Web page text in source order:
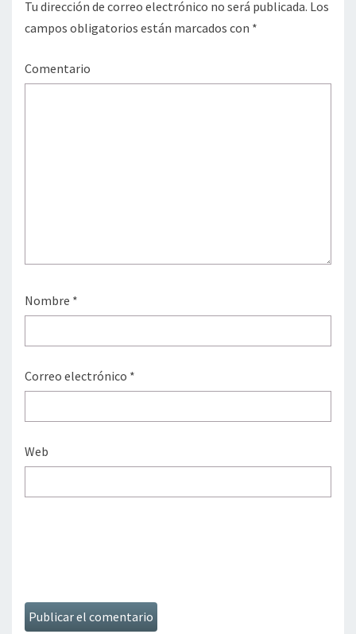
Tu dirección de correo electrónico no será publicada. Los
campos obligatorios están marcados con *
Comentario
Nombre *
Correo electrónico *
Web